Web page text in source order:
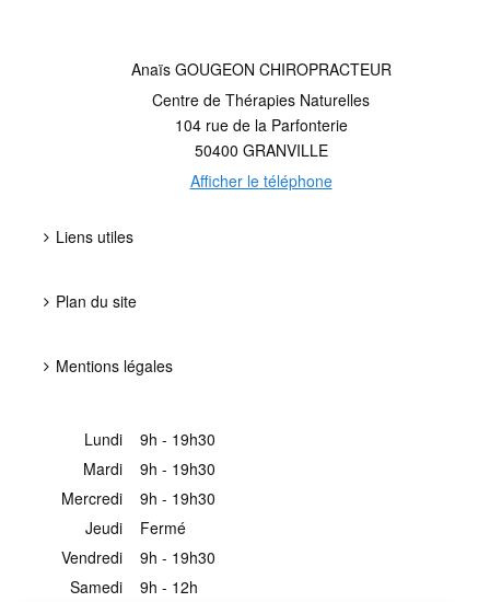
Anaïs GOUGEON CHIROPRACTEUR
Centre de Thérapies Naturelles
104 rue de la Parfonterie
50400 GRANVILLE
Afficher le téléphone
Liens utiles
Plan du site
Mentions légales
Lundi
9h - 19h30
Mardi
9h - 19h30
Mercredi
9h - 19h30
Jeudi
Fermé
Vendredi
9h - 19h30
Samedi
9h - 12h